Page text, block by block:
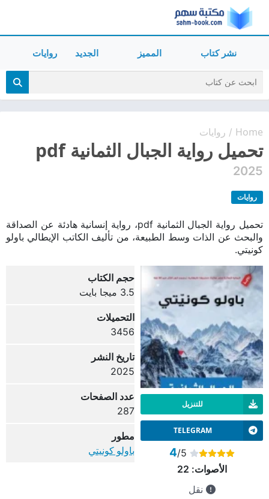
نشر كتاب المميز الجديد روايات
Home
/ روايات
تحميل رواية الجبال الثمانية pdf
2025
روايات
تحميل رواية الجبال الثمانية pdf، رواية إنسانية هادئة عن الصداقة
والبحث عن الذات وسط الطبيعة، من تأليف الكاتب الإيطالي باولو
كونيتي.
للتنزيل
TELEGRAM
4/5
الأصوات: 22
نقل
حجم الكتاب
3.5 ميجا بايت
التحميلات
3456
تاريخ النشر
2025
عدد الصفحات
287
مطور
باولو كونيتي